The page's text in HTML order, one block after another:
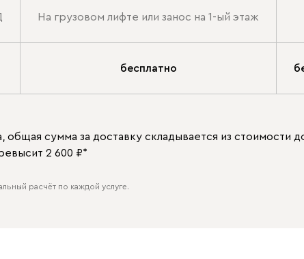
На грузовом лифте или занос на 1-ый этаж
бесплатно
общая сумма за доставку складывается из стоимости
2 600 ₽*
расчёт по каждой услуге.